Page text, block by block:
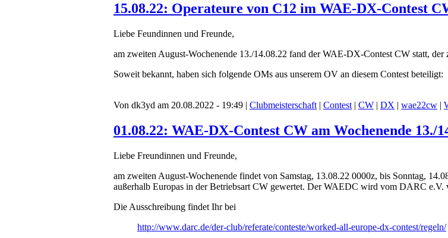
15.08.22: Operateure von C12 im WAE-DX-Contest
Liebe Feundinnen und Freunde,
am zweiten August-Wochenende 13./14.08.22 fand der WAE-DX-Contest CW statt,
Soweit bekannt, haben sich folgende OMs aus unserem OV an diesem Contest beteiligt:
Von dk3yd am 20.08.2022 - 19:49 | Clubmeisterschaft | Contest | CW | DX | wae22cw |
01.08.22: WAE-DX-Contest CW am Wochenende 13./
Liebe Freundinnen und Freunde,
am zweiten August-Wochenende findet von Samstag, 13.08.22 0000z, bis Sonntag,
außerhalb Europas in der Betriebsart CW gewertet. Der WAEDC wird vom DARC e.V.
Die Ausschreibung findet Ihr bei
http://www.darc.de/der-club/referate/conteste/worked-all-europe-dx-contest/regeln/